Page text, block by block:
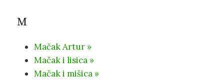
M
Mačak Artur »
Mačak i lisica »
Mačak i mišica »